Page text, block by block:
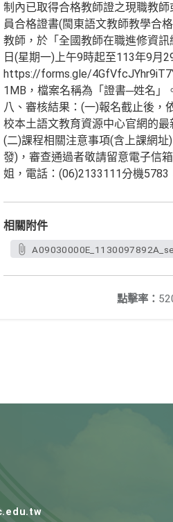
制內已取得合格教師證之現職教
員合格證書(閩東語文教師教學合
教師，於「全國教師在職進修資
日(星期一)上午9時起至113年9月
https://forms.gle/
1MB，檔案名稱為「證書─姓名」
八、審核結果：(一)報名截止後，
校本土語文教育資源中心官網的
(二)課程相關注意事項(含上課網
發)，審查通過者敬請留意電子信
姐，電話：(06)2133111分機5783
相關附件
點擊率：